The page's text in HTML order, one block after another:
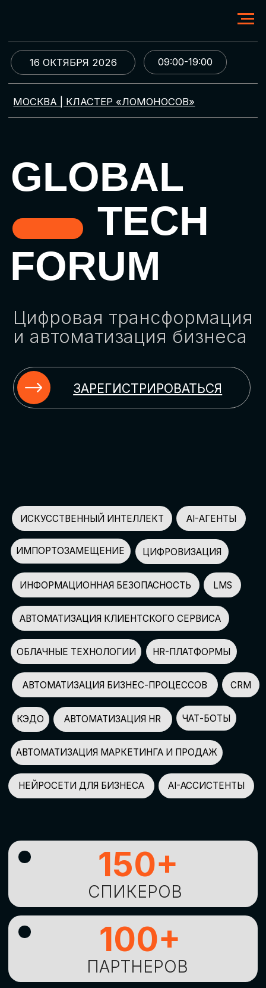
МОСКВА | КЛАСТЕР «ЛОМОНОСОВ»
GLOBAL
TECH
FORUM
Цифровая трансформация
и автоматизация бизнеса
ЗАРЕГИСТРИРОВАТЬСЯ
09:00-19:00
16 ОКТЯБРЯ 2026
ИСКУССТВЕННЫЙ ИНТЕЛЛЕКТ
НЕЙРОСЕТИ ДЛЯ БИЗНЕСА
КЭДО
ЦИФРОВИЗАЦИЯ
АВТОМАТИЗАЦИЯ HR
АВТОМАТИЗАЦИЯ МАРКЕТИНГА И ПРОДАЖ
AI-АССИСТЕНТЫ
ЧАТ-БОТЫ
ИМПОРТОЗАМЕЩЕНИЕ
СПИКЕРОВ
150+
ПАРТНЕРОВ
100+
УЧАСТНИКОВ
2500+
GLOBAL TECH FORUM –
ИЗУЧЕНИЯНОВЫХ
ТЕХНОЛОГИЙИ
СТРАТЕГИЧЕСКИХ
ПОДХОДОВ К ЦИФРОВОЙ
ТРАНСФОРМАЦИИ
БИЗНЕСА